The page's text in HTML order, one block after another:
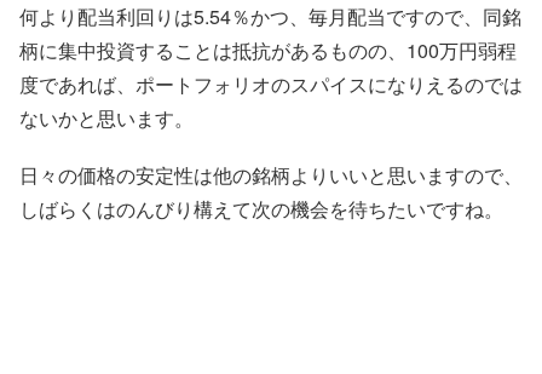
何より配当利回りは5.54％かつ、毎月配当ですので、同銘
柄に集中投資することは抵抗があるものの、100万円弱程
度であれば、ポートフォリオのスパイスになりえるのでは
ないかと思います。
日々の価格の安定性は他の銘柄よりいいと思いますので、
しばらくはのんびり構えて次の機会を待ちたいですね。